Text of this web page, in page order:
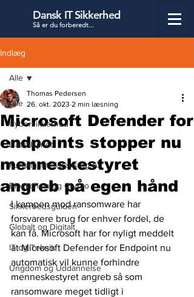
Dansk IT Sikkerhed
Så er du forberedt...
Indlæg
Alle
Cybersikkerhed
Datatilsynet
Kunstig Intelligens og AI
Blockchain og Crypto
Sikkerhedsguiden
Globalt og Digitalt
IT og Teknik
Ungdom og Uddannelse
Alle
Microsoft Defender for
endpoints stopper nu
menneskestyret
angreb på egen hånd
Thomas Pedersen
26. okt. 2023 2 min læsning
I kampen mod ransomware har
forsvarere brug for enhver fordel, de
kan få. Microsoft har for nyligt meddelt
at Microsoft Defender for Endpoint nu
automatisk vil kunne forhindre
menneskestyret angreb så som
ransomware meget tidligt i